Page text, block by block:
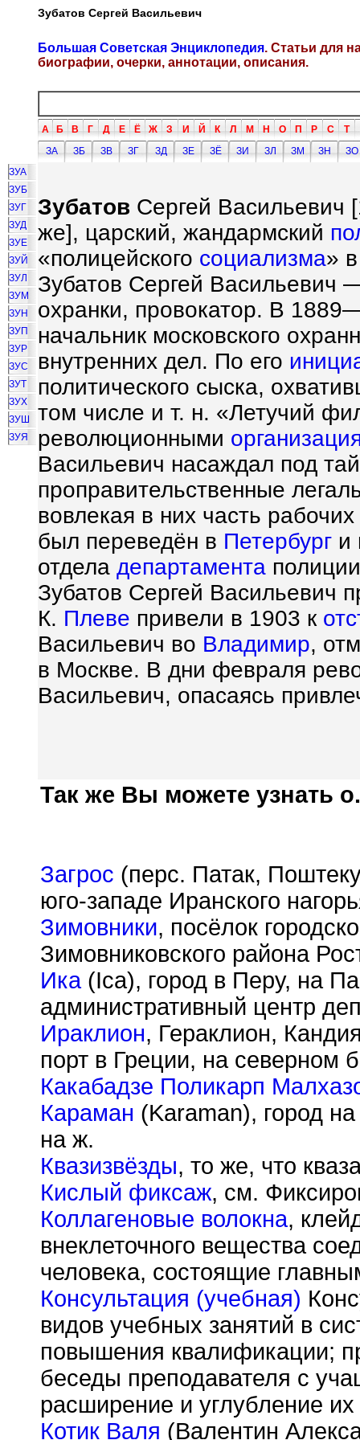
Зубатов Сергей Васильевич
Большая Советская Энциклопедия. Статьи для
биографии, очерки, аннотации, описания.
А Б В Г Д Е Ё Ж З И Й К Л М Н О П Р С Т
ЗА
ЗБ ЗВ ЗГ ЗД ЗЕ ЗЁ ЗИ ЗЛ ЗМ ЗН
ЗО
ЗУА
ЗУБ
ЗУГ
ЗУД
ЗУЕ
ЗУЙ
ЗУЛ
ЗУМ
ЗУН
ЗУП
ЗУР
ЗУС
ЗУТ
ЗУХ
ЗУШ
ЗУЯ
Зубатов Сергей
же], царский, жандармский
«полицейского социализма»
Зубатов Сергей Васильевич
охранки, провокатор. В
начальник московского
внутренних дел. По его
политического сыска,
том числе и т. н. «Летучий
революционными
Васильевич насаждал под
проправительственные
вовлекая в них часть
был переведён в Петербург и
отдела департамента
Зубатов Сергей Васильевич
К. Плеве привели в 1903 к
Васильевич во Владимир,
в Москве. В дни февраля
Васильевич, опасаясь
Так же Вы можете узнать
Загрос (перс. Патак,
юго-западе Иранского
Зимовники, посёлок
Зимовниковского района
Ика(Ica), город в Перу, на
административный центр
Ираклион, Гераклион,
порт в Греции, на северном
Какабадзе Поликарп
Караман (Karaman), город
на ж.
Квазизвёзды, то же, что
Кислый фиксаж, см.
Коллагеновые волокна,
внеклеточного вещества
человека, состоящие
Консультация (учебная)
видов учебных занятий в
повышения квалификации;
беседы преподавателя с
расширение и углубление их
Котик Валя (Валентин